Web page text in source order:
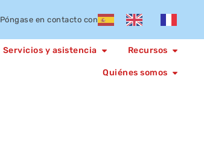
Póngase en contacto con
Servicios y asistencia Recursos
Quiénes somos